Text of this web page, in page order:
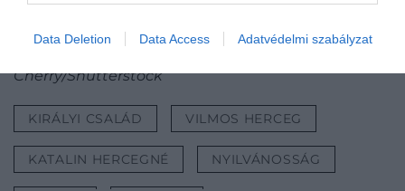
Data Deletion Data Access Adatvédelmi szabályzat
Cherry/Shutterstock
KIRÁLYI CSALÁD VILMOS HERCEG
KATALIN HERCEGNÉ NYILVÁNOSSÁG